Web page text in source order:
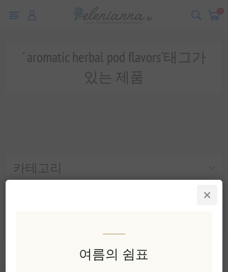
0
카테고리
' aromatic herbal pod flavors'태그가
있는 제품
정보
여름의 쉼표